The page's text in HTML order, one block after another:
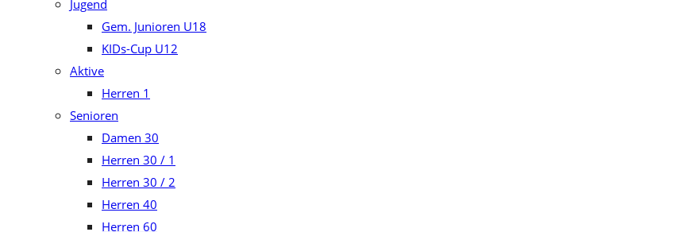
Jugend
Gem. Junioren U18
KIDs-Cup U12
Aktive
Herren 1
Senioren
Damen 30
Herren 30 / 1
Herren 30 / 2
Herren 40
Herren 60